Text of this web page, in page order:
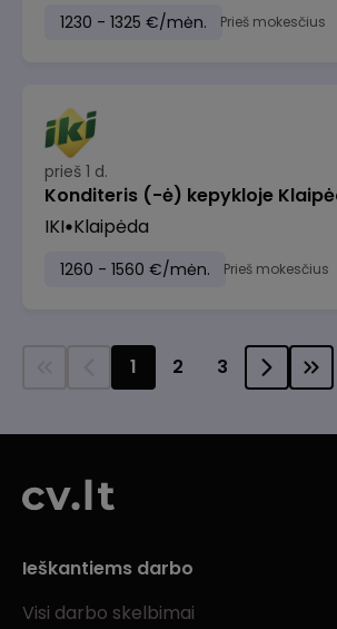
1230 - 1325 €/mėn. Prieš mokesčius
prieš 1 d.
Konditeris (-ė) kepykloje
IKI Klaipėda
1260 - 1560 €/mėn. Prieš mokesčius
1 2 3
Ieškantiems darbo
Visi darbo skelbimai